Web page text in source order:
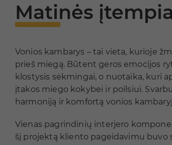
Matinės
Vonios kambarys – tai vieta, kurioje
prieš miegą. Būtent geros emocijos
klostysis sėkmingai, o nuotaika, kuri
įtakos miego kokybei ir poilsiui.
harmoniją ir komfortą vonios
Vienas pagrindinių interjero
šį projektą kliento pageidavimu buvo